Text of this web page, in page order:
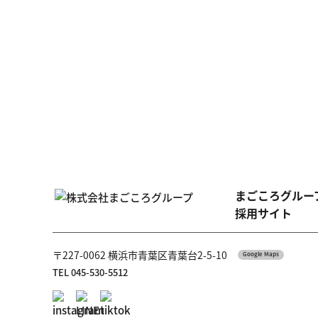
まごころグルー
採用サイト
〒227-0062 横浜市青葉区青葉台2-5-10 Google Maps
TEL 045-530-5512